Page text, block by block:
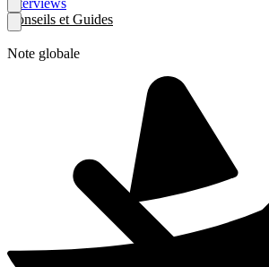
Interviews
Conseils et Guides
Note globale